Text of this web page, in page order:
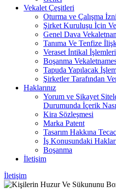
Vekalet Çeşitleri
Oturma ve Çalışma
Şirket Kuruluşu İçin
Genel Dava
Tanıma Ve Tenfize
Veraset İntikal
Boşanma
Tapuda Yapılacak
Şirketler Tarafından
Haklarınız
Yorum ve Şikayet
Durumunda İçerik
Kira Sözleşmesi
Marka Patent
Tasarım Hakkına
İş Konusundaki
Boşanma
İletişim
İletişim